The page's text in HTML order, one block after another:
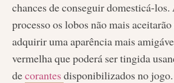
chances de conseguir domesticá-
processo os lobos não mais
adquirir uma aparência mais
vermelha que poderá ser tingida
decorantes disponibilizados no jogo.